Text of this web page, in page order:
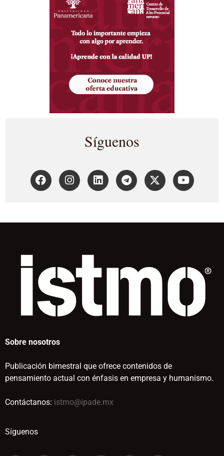
Síguenos
Sobre nosotros
Publicación bimestral que ofrece contenidos de
pensamiento actual con énfasis en empresa y humanismo.
Contáctanos: istmo@ipade.mx
Síguenos